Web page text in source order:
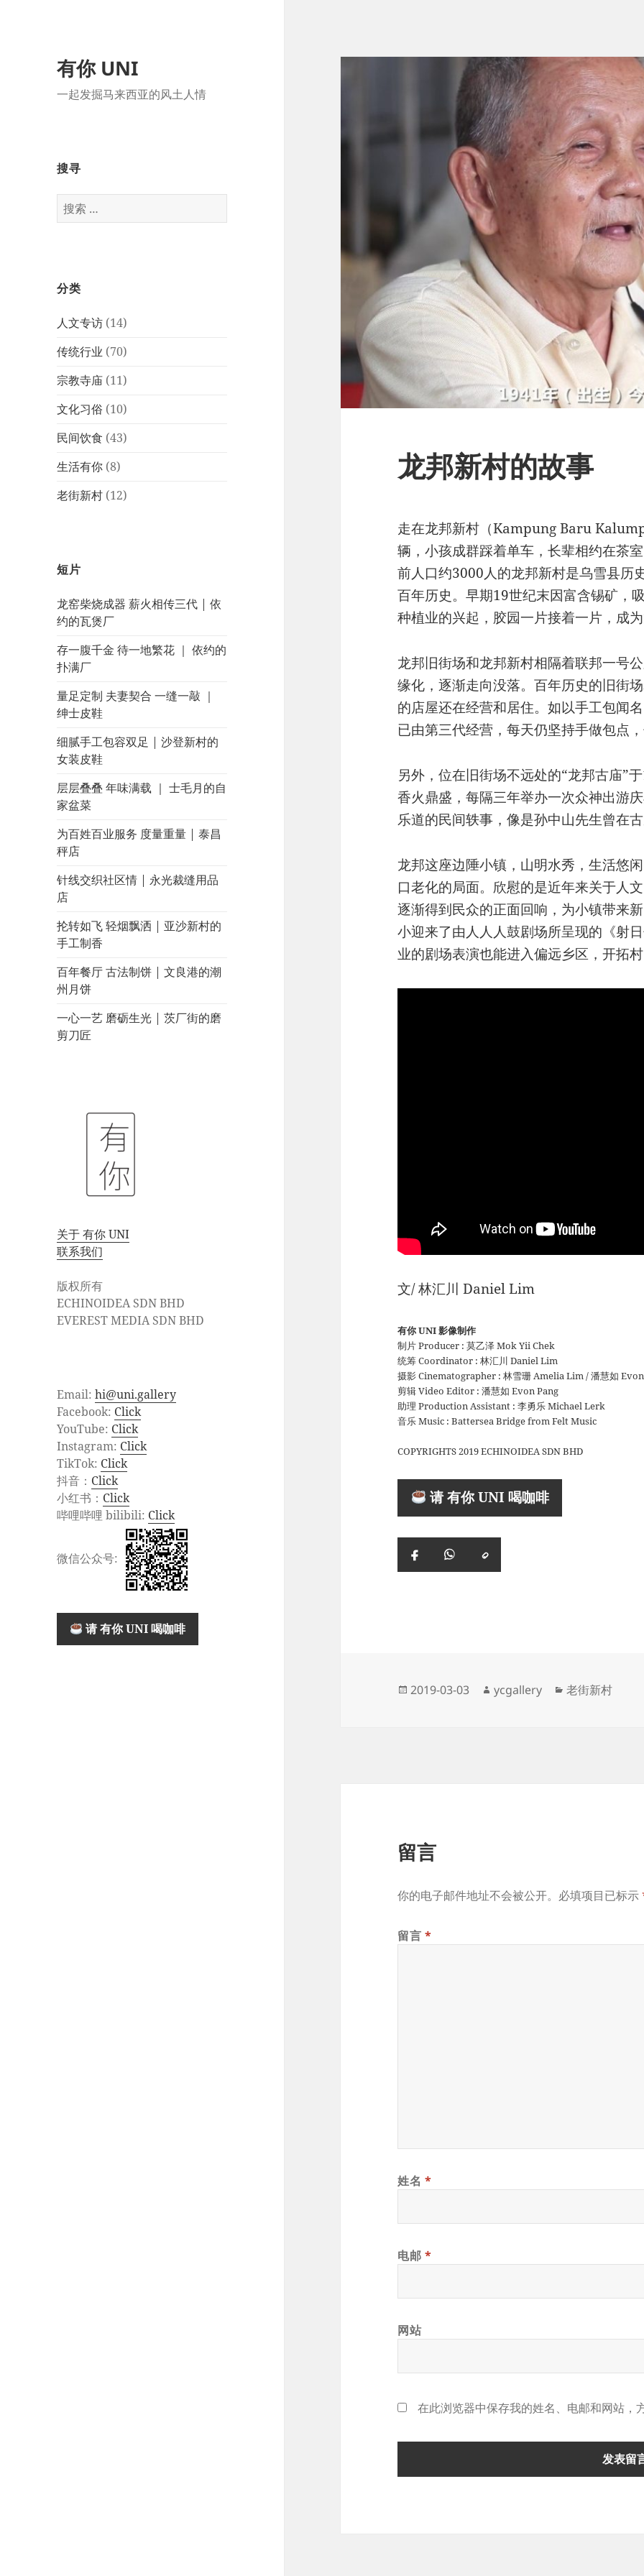
有你 UNI
一起发掘马来西亚的风土人情
搜寻
搜
索：
分类
人文专访 (14)
传统行业 (70)
宗教寺庙 (11)
文化习俗 (10)
民间饮食 (43)
生活有你 (8)
老街新村 (12)
短片
龙窑柴烧成器 薪火相传三代 | 依
约的瓦煲厂
存一腹千金 待一地繁花 ｜ 依约的
扑满厂
量足定制 夫妻契合 一缝一敲 ｜
绅士皮鞋
细腻手工包容双足 | 沙登新村的
女装皮鞋
层层叠叠 年味满载 ｜ 士毛月的自
家盆菜
为百姓百业服务 度量重量 | 泰昌
秤店
针线交织社区情 | 永光裁缝用品
店
抡转如飞 轻烟飘洒 | 亚沙新村的
手工制香
百年餐厅 古法制饼 | 文良港的潮
州月饼
一心一艺 磨砺生光 | 茨厂街的磨
剪刀匠
关于 有你 UNI
联系我们
版权所有
ECHINOIDEA SDN BHD
EVEREST MEDIA SDN BHD
Email:hi@uni.gallery
Facebook: Click
YouTube: Click
Instagram: Click
TikTok: Click
抖音： Click
小红书： Click
哔哩哔哩 bilibili: Click
微信公众号:
请 有你 UNI 喝咖啡
龙邦新村的故事
走在龙邦新村（Kampung Baru
辆，小孩成群踩着单车，长辈相约在茶
前人口约3000人的龙邦新村是乌雪县历
百年历史。早期19世纪末因富含锡矿，
种植业的兴起，胶园一片接着一片，成
龙邦旧街场和龙邦新村相隔着联邦一号
缘化，逐渐走向没落。百年历史的旧街
的店屋还在经营和居住。如以手工包闻
已由第三代经营，每天仍坚持手做包点
另外，位在旧街场不远处的“龙邦古庙”
香火鼎盛，每隔三年举办一次众神出游
乐道的民间轶事，像是孙中山先生曾在
龙邦这座边陲小镇，山明水秀，生活悠
口老化的局面。欣慰的是近年来关于人
逐渐得到民众的正面回响，为小镇带来
小迎来了由人人人鼓剧场所呈现的《射
业的剧场表演也能进入偏远乡区，开拓
文/ 林汇川 Daniel Lim
有你 UNI 影像制作
制片 Producer : 莫乙泽 Mok Yii Chek
统筹 Coordinator : 林汇川 Daniel Lim
摄影 Cinematographer : 林雪珊 Amelia Lim / 潘慧如
剪辑 Video Editor : 潘慧如 Evon Pang
助理 Production Assistant : 李勇乐 Michael Lerk
音乐 Music : Battersea Bridge from Felt Music
COPYRIGHTS 2019 ECHINOIDEA SDN BHD
请 有你 UNI 喝咖啡
FacebookWhatsApp
复
Posted
2019-03-03 Author
ycgallery Categories
老街新村
留言
你的电子邮件地址不会被公开。必填项目已标示
留言*
姓名*
电邮*
网站
在此浏览器中保存我的姓名、电邮和网站，